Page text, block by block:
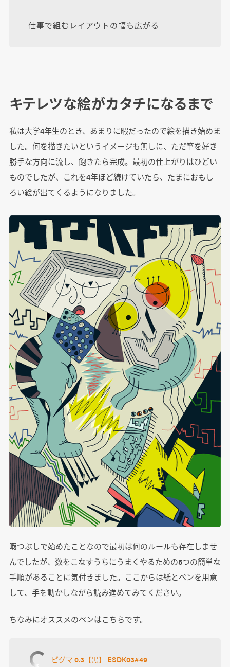
仕事で組むレイアウトの幅も広がる
キテレツな絵がカタチになるまで
私は大学4年生のとき、あまりに暇だったので絵を描き始めま
した。何を描きたいというイメージも無しに、ただ筆を好き
勝手な方向に流し、飽きたら完成。最初の仕上がりはひどい
ものでしたが、これを4年ほど続けていたら、たまにおもし
ろい絵が出てくるようになりました。
暇つぶしで始めたことなので最初は何のルールも存在しませ
んでしたが、数をこなすうちにうまくやるための5つの簡単な
手順があることに気付きました。ここからは紙とペンを用意
して、手を動かしながら読み進めてみてください。
ちなみにオススメのペンはこちらです。
ピグマ 0.3【黒】 ESDK03#49